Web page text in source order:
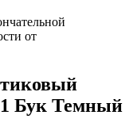
от
Бук Темный